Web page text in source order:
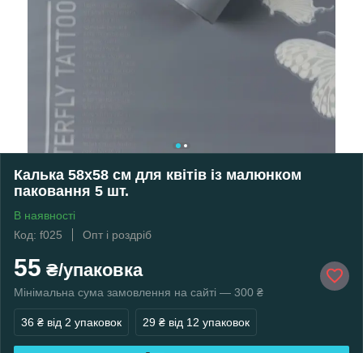
Калька 58х58 см для квітів із малюнком
паковання 5 шт.
В наявності
Код: f025
Опт і роздріб
55 ₴/упаковка
Мінімальна сума замовлення на сайті — 300 ₴
36 ₴ від 2 упаковок 29 ₴ від 12 упаковок